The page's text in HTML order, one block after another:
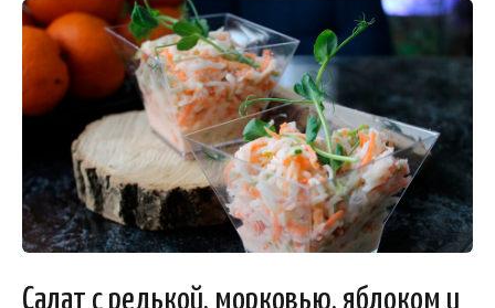
Салат с редькой, морковью, яблоком и